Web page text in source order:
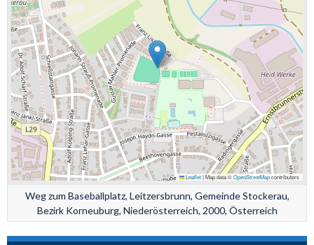
Leaflet|Map data ©OpenStreetMapcontributors
Weg zum Baseballplatz, Leitzersbrunn, Gemeinde Stockerau,
Bezirk Korneuburg, Niederösterreich, 2000, Österreich